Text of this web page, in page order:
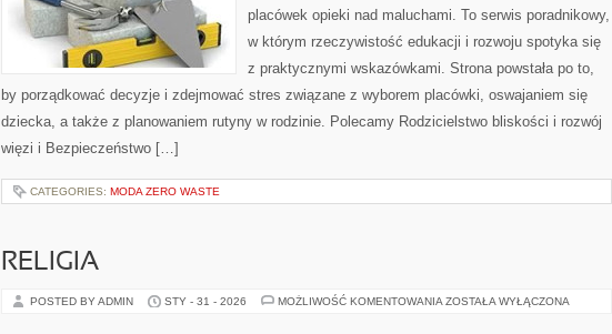
placówek opieki nad maluchami. To serwis poradnikowy,
w którym rzeczywistość edukacji i rozwoju spotyka się
z praktycznymi wskazówkami. Strona powstała po to,
by porządkować decyzje i zdejmować stres związane z wyborem placówki, oswajaniem się
dziecka, a także z planowaniem rutyny w rodzinie. Polecamy Rodzicielstwo bliskości i rozwój
więzi i Bezpieczeństwo […]
CATEGORIES: MODA ZERO WASTE
RELIGIA
POSTED BY ADMIN STY - 31 - 2026 MOŻLIWOŚĆ KOMENTOWANIA RELIGIA
ZOSTAŁA WYŁĄCZONA